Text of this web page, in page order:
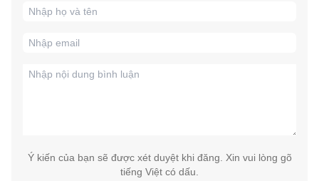
Ý kiến của bạn sẽ được xét duyệt khi đăng. Xin vui lòng gõ
tiếng Việt có dấu.